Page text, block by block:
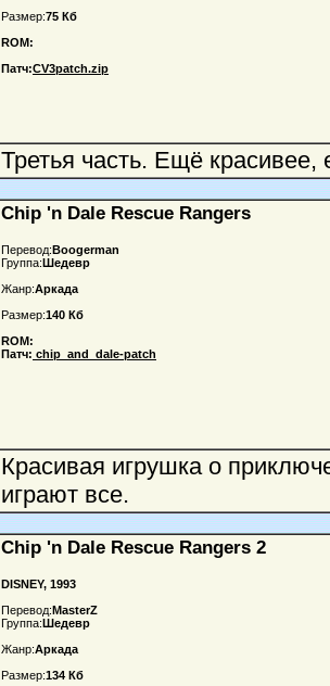
Размер:75 Кб
ROM:
Патч:CV3patch.zip
Третья часть. Ещё красивее,
Chip 'n Dale Rescue Rangers
Перевод:Boogerman
Группа:Шедевр
Жанр:Аркада
Размер:140 Кб
ROM:
Патч: chip_and_dale-patch
Красивая игрушка о
играют все.
Chip 'n Dale Rescue Rangers 2
DISNEY, 1993
Перевод:MasterZ
Группа:Шедевр
Жанр:Аркада
Размер:134 Кб